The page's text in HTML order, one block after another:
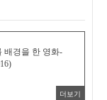
배경을 한 영화-
더보기